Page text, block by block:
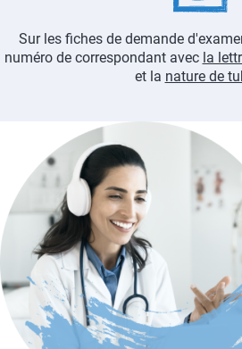
Sur les fiches de demande
numéro de correspondant avec la
et la nature de